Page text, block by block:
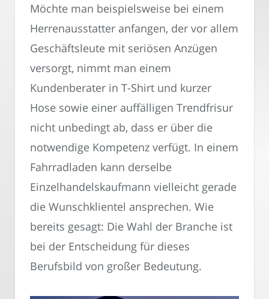
Möchte man beispielsweise bei einem
Herrenausstatter anfangen, der vor allem
Geschäftsleute mit seriösen Anzügen
versorgt, nimmt man einem
Kundenberater in T-Shirt und kurzer
Hose sowie einer auffälligen Trendfrisur
nicht unbedingt ab, dass er über die
notwendige Kompetenz verfügt. In einem
Fahrradladen kann derselbe
Einzelhandelskaufmann vielleicht gerade
die Wunschklientel ansprechen. Wie
bereits gesagt: Die Wahl der Branche ist
bei der Entscheidung für dieses
Berufsbild von großer Bedeutung.